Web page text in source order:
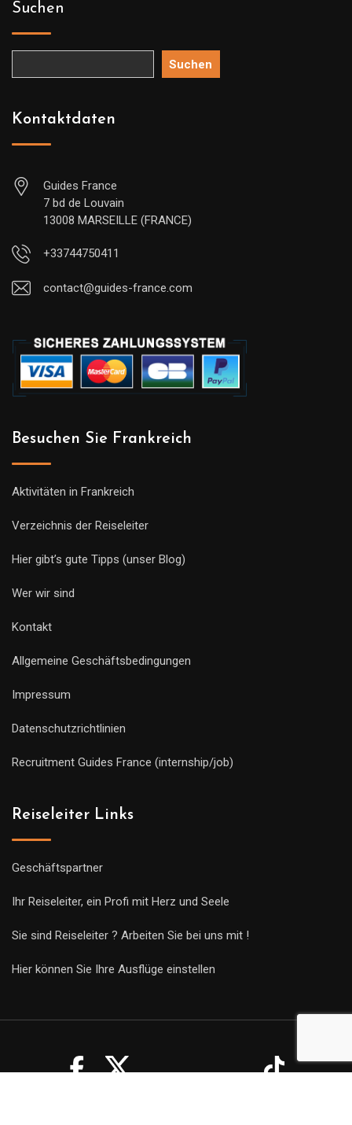
Suchen
Suchen
Kontaktdaten
Guides France
7 bd de Louvain
13008 MARSEILLE (FRANCE)
+33744750411
contact@guides-france.com
Besuchen Sie Frankreich
Aktivitäten in Frankreich
Verzeichnis der Reiseleiter
Hier gibt’s gute Tipps (unser Blog)
Wer wir sind
Kontakt
Allgemeine Geschäftsbedingungen
Impressum
Datenschutzrichtlinien
Recruitment Guides France (internship/job)
Reiseleiter Links
Geschäftspartner
Ihr Reiseleiter, ein Profi mit Herz und Seele
Sie sind Reiseleiter ? Arbeiten Sie bei uns mit !
Hier können Sie Ihre Ausflüge einstellen